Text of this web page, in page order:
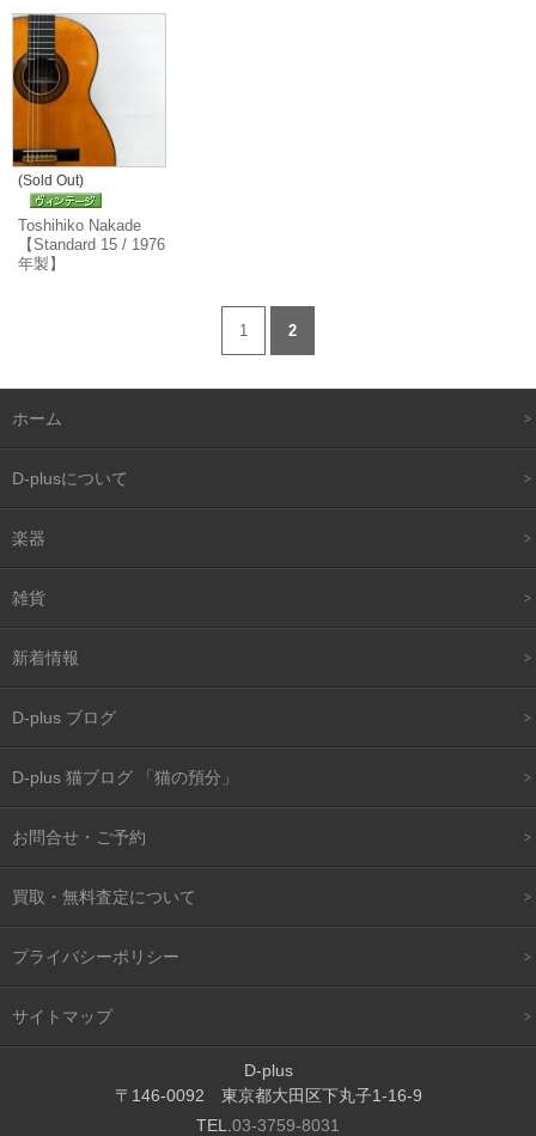
(Sold Out)
Toshihiko Nakade
【Standard 15 / 1976
年製】
1 2
ホーム
D-plusについて
楽器
雑貨
新着情報
D-plus ブログ
D-plus 猫ブログ 「猫の預分」
お問合せ・ご予約
買取・無料査定について
プライバシーポリシー
サイトマップ
D-plus
〒146-0092 東京都大田区下丸子1-16-9
TEL. 03-3759-8031